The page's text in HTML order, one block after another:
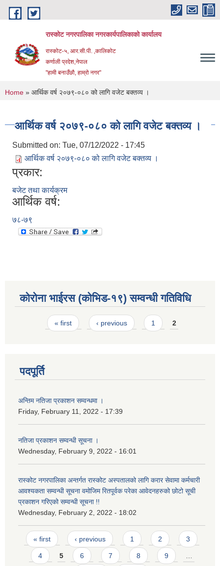
Skip to main content
रास्कोट नगरपालिका नगरकार्यपालिकाको कार्यालय
रास्कोट-५, आर.सी.पी. ,कालिकोट
कर्णाली प्रदेश,नेपाल
"हामी बनाउँछौ, हाम्रो नगर"
You are here
Home » आर्थिक वर्ष २०७९-०८० को लागि वजेट बक्तव्य ।
आर्थिक वर्ष २०७९-०८० को लागि वजेट बक्तव्य ।
Submitted on: Tue, 07/12/2022 - 17:45
आर्थिक वर्ष २०७९-०८० को लागि वजेट बक्तव्य ।
प्रकार:
बजेट तथा कार्यक्रम
आर्थिक वर्ष:
७८-७९
कोरोना भाईरस (कोभिड-१९) सम्वन्धी गतिविधि
Pages« first ‹ previous 1 2
पदपूर्ति
अन्तिम नतिजा प्रकाशन सम्वन्धमा ।
Friday, February 11, 2022 - 17:39
नतिजा प्रकाशन सम्वन्धी सूचना ।
Wednesday, February 9, 2022 - 16:01
रास्कोट नगरपालिका अन्तर्गत रास्कोट अस्पतालको लागि करार सेवामा कर्मचारी
आवश्यकता सम्वन्धी सूचना वमोजिम रितपूर्वक परेका आवेदनहरुको छोटो सूची
प्रकाशन गरिएको सम्वन्धी सूचना !!
Wednesday, February 2, 2022 - 18:02
Pages
« first ‹ previous 1 2 3
4 5 6 7 8 9 …